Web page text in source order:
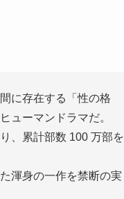
に存在する「性の格
ューマンドラマだ。
、累計部数 100 万部を
渾身の一作を禁断の実